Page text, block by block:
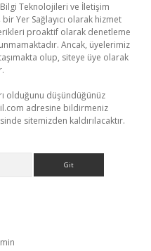
Bilgi Teknolojileri ve İletişim
Yer Sağlayıcı olarak hizmet
proaktif olarak denetleme
Ancak, üyelerimiz
olup, siteye üye olarak
olduğunu düşündüğünüz
adresine bildirmeniz
sitemizden kaldırılacaktır.